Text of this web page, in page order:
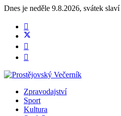
Dnes je neděle 9.8.2026, svátek slaví
Zpravodajství
Sport
Kultura